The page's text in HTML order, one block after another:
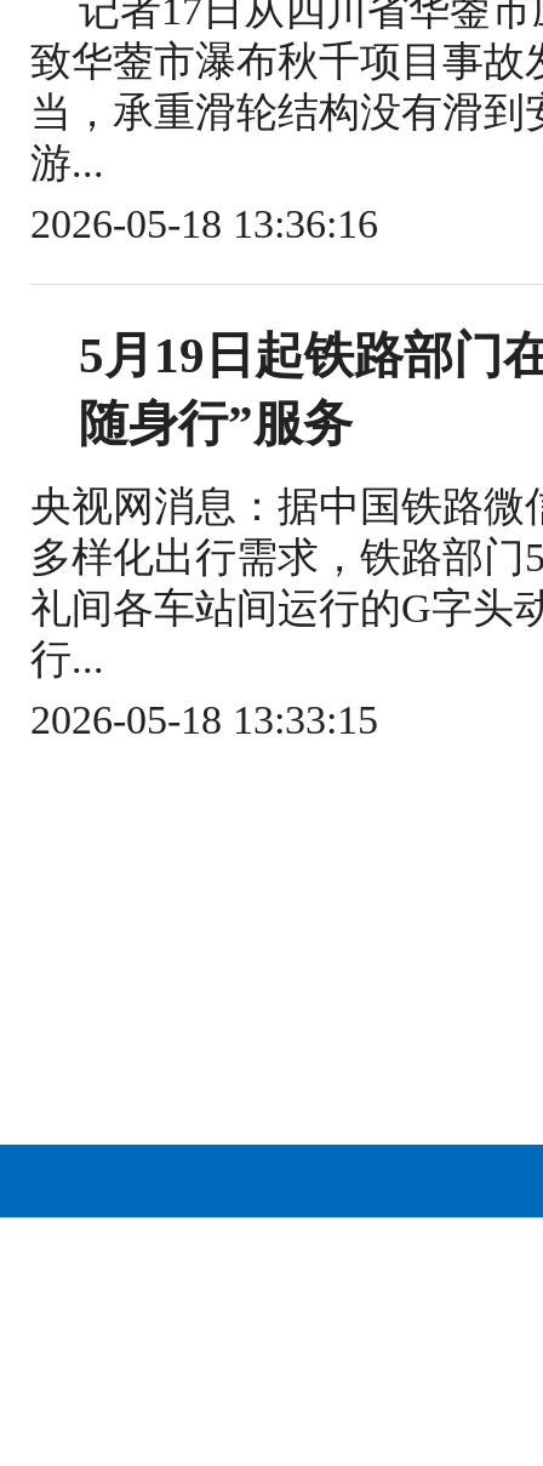
记者17日从四川省华蓥
致华蓥市瀑布秋千项目事
当，承重滑轮结构没有滑
游...
2026-05-18 13:36:16
5月19日起铁路部门
随身行”服务
央视网消息：据中国铁路
多样化出行需求，铁路部门
礼间各车站间运行的G字头
行...
2026-05-18 13:33:15